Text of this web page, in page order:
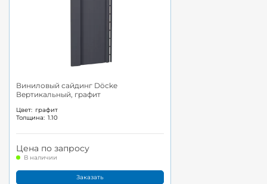
Виниловый сайдинг Döcke
Вертикальный, графит
Цвет: графит
Толщина: 1.10
Цена по запросу
В наличии
Заказать